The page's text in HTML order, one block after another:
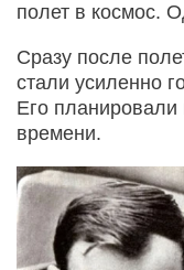
полет в космос.
Сразу после
стали усиленно
Его
времени.